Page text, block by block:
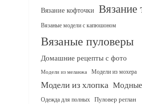
Вязание кофточки Вязание
Вязаные модели с капюшоном
Вязаные пуловеры
Домашние рецепты с фото
Модели из меланжа Модели из мохера
Модели из хлопка
Одежда для полных Пуловер реглан